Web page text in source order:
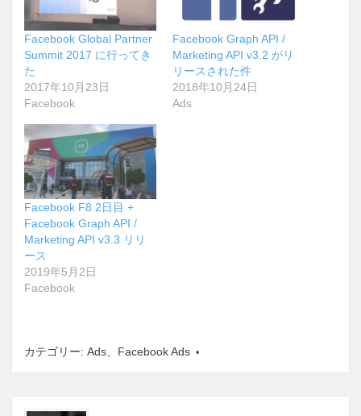
Facebook Global Partner
Summit 2017 に行ってき
た
2017年10月23日
Facebook
Facebook Graph API /
Marketing API v3.2 がリ
リースされた件
2018年10月24日
Ads
Facebook F8 2日目 +
Facebook Graph API /
Marketing API v3.3 リリ
ース
2019年5月2日
Facebook
カテゴリー: Ads、 Facebook Ads